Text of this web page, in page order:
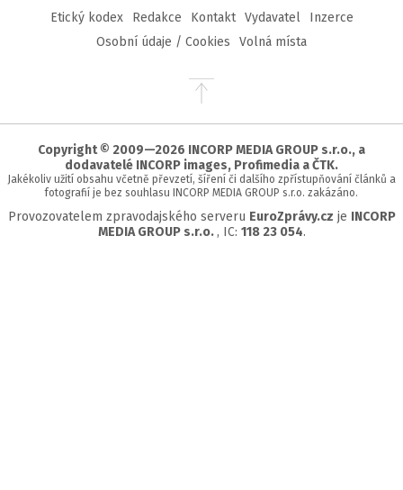
Etický kodex Redakce Kontakt Vydavatel
Inzerce
Osobní údaje / Cookies
Volná místa
Přejít
stránky
Copyright © 2009—2026 INCORP MEDIA GROUP s.r.o., a
dodavatelé INCORP images, Profimedia a ČTK.
Jakékoliv užití obsahu včetně převzetí, šíření či dalšího zpřístupňování článků a
fotografií je bez souhlasu INCORP MEDIA GROUP s.r.o. zakázáno.
Provozovatelem zpravodajského serveru EuroZprávy.cz je INCORP
MEDIA GROUP s.r.o. , IC: 118 23 054.